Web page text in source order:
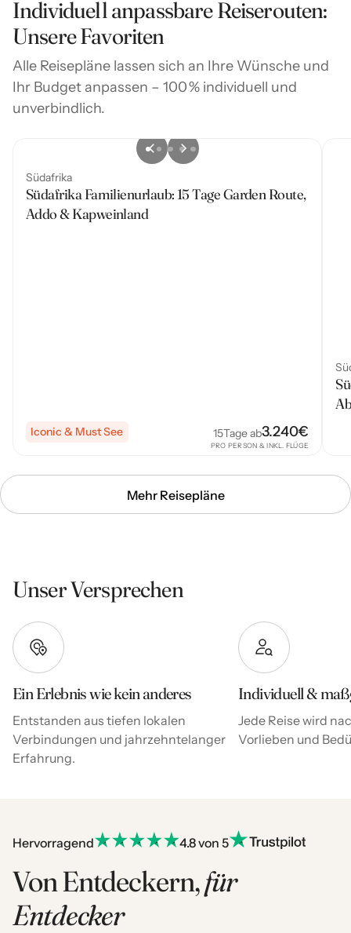
So können Sie sich ganz auf das Erlebnis konzentrieren
– wir kümmern uns um den Rest.
unvergessliches Reiseerlebnis für Groß und Klein zu
gestalten.
gerne an. Wir prüfen individuell, was möglich ist, und
beraten Sie persönlich, um gemeinsam eine passende
Lösung zu finden.
Individuell anpassbare Reiserouten:
Unsere Favoriten
Alle Reisepläne lassen sich an Ihre Wünsche und
Ihr Budget anpassen – 100 % individuell und
unverbindlich.
Südafrika
Südafrika Familienurlaub: 15 Tage Garden Route,
Addo & Kapweinland
Iconic & Must See 15Tage ab3.240€
PRO PERSON & INKL. FLÜGE
Mehr Reisepläne
Unser Versprechen
Ein Erlebnis wie kein anderes
Entstanden aus tiefen lokalen
Verbindungen und jahrzehntelanger
Erfahrung.
Individuell &
Jede Reise wird
Vorlieben und
Hervorragend 4.8 von 5
Von Entdeckern,für
Entdecker